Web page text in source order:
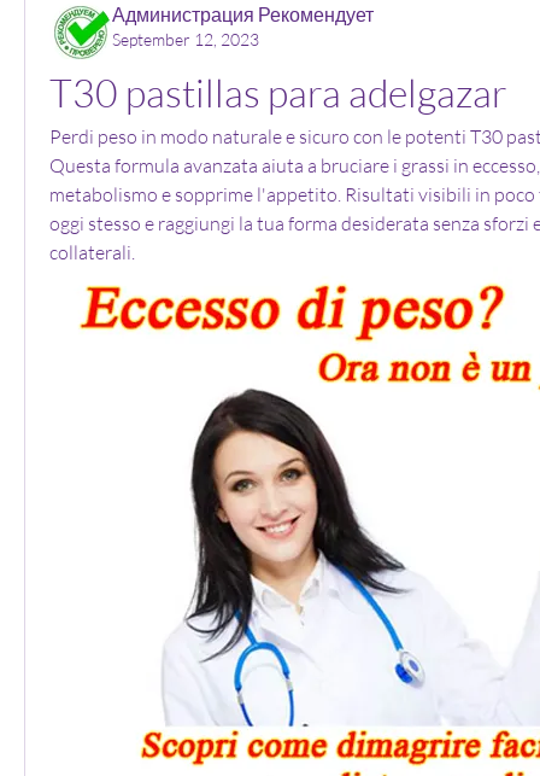
Администрация Рекомендует
September 12, 2023
T30 pastillas para adelgazar
Perdi peso in modo naturale e sicuro con le potenti T30
Questa formula avanzata aiuta a bruciare i grassi in
metabolismo e sopprime l'appetito. Risultati visibili in
oggi stesso e raggiungi la tua forma desiderata senza sforzi
collaterali.